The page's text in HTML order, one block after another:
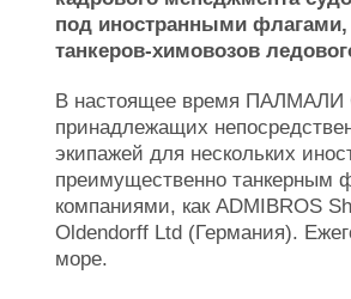
под иностранными флагами,
танкеров-химовозов
В настоящее время ПАЛМАЛИ
принадлежащих
экипажей для нескольких
преимущественно танкерным
компаниями, как ADMIBROS
Oldendorff Ltd (Германия).
море.